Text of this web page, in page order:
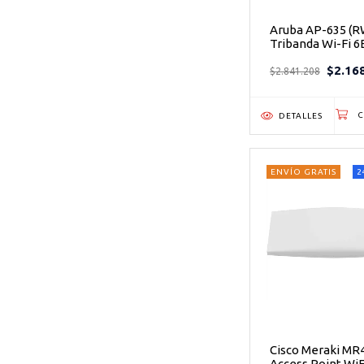
Aruba AP-635
Tribanda Wi-Fi
access point
ciegos
$2.841.208
DETALLES
ENVÍO GRATIS
Cisco Meraki